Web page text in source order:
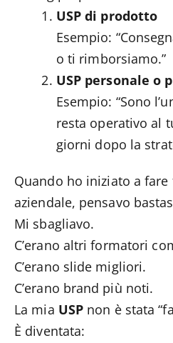
USP di prodotto
Esempio:
o ti rimborsiamo.”
USP personale o
Esempio: “Sono
resta operativo al
giorni dopo la
Quando ho iniziato a
aziendale, pensavo
Mi sbagliavo.
C’erano altri formatori
C’erano slide migliori.
C’erano brand più noti.
La mia USP non è stata
È diventata: